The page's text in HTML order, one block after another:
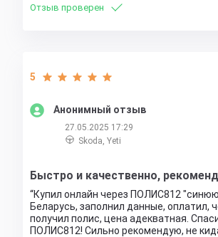
Отзыв проверен
Анонимный отзыв
5
27.05.2025 17:29
Skoda, Yeti
Быстро и качественно,
Купил онлайн через ПОЛИС812 "синюю
Беларусь, заполнил данные, оплатил,
получил полис, цена адекватная.
ПОЛИС812! Сильно рекомендую, не